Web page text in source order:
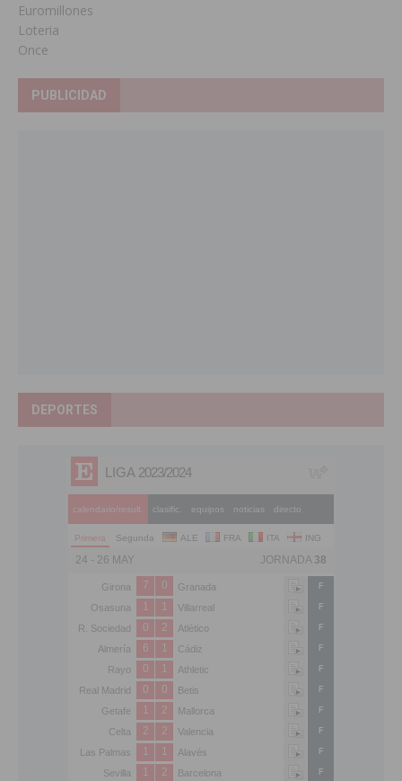
Euromillones
Loteria
Once
PUBLICIDAD
DEPORTES